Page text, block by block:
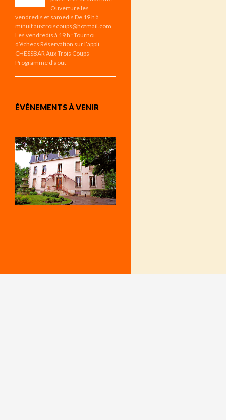
Ouverture les
vendredis et samedis De 19 h à
minuit auxtroiscoups@hotmail.com
Les vendredis à 19 h : Tournoi
d’échecs Réservation sur l’appli
CHESSBAR Aux Trois Coups –
Programme d’août
ÉVÉNEMENTS À VENIR